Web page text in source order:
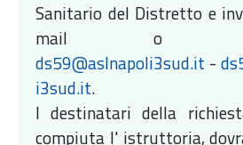
Sanitario del Distretto e
mail o
ds59@aslnapoli3sud.it -
i3sud.it.
I destinatari della
compiuta l' istruttoria,